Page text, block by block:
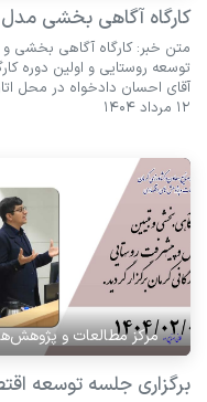
کارگاه آگاهی بخشی
متن خبر: کارگاه آگاهی بخشی
توسعه روستایی و اولین دوره
آقای احسان دادخواه در محل اتاق
12 مرداد 1404
مرکز مطالعات و
برگزاری جلسه توسعه